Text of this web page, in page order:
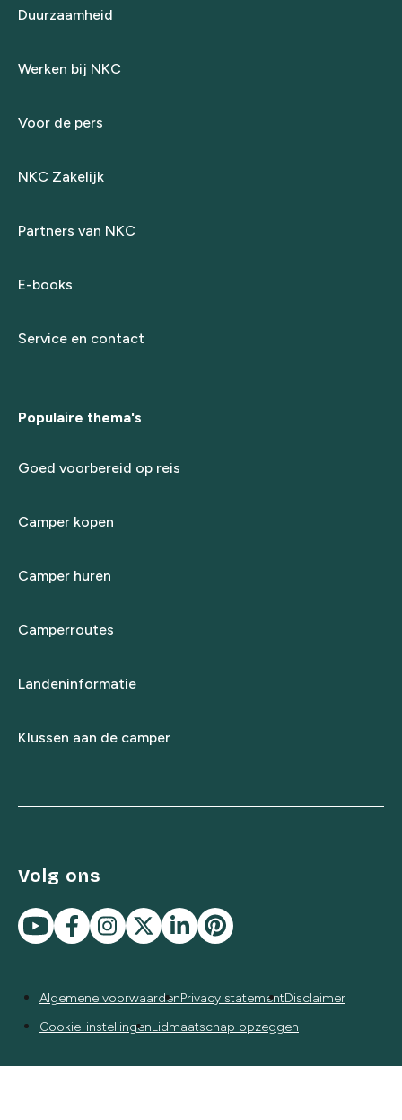
Duurzaamheid
Werken bij NKC
Voor de pers
NKC Zakelijk
Partners van NKC
E-books
Service en contact
Populaire thema's
Goed voorbereid op reis
Camper kopen
Camper huren
Camperroutes
Landeninformatie
Klussen aan de camper
Volg ons
Algemene voorwaardenPrivacy statementDisclaimer
Cookie-instellingenLidmaatschap opzeggen